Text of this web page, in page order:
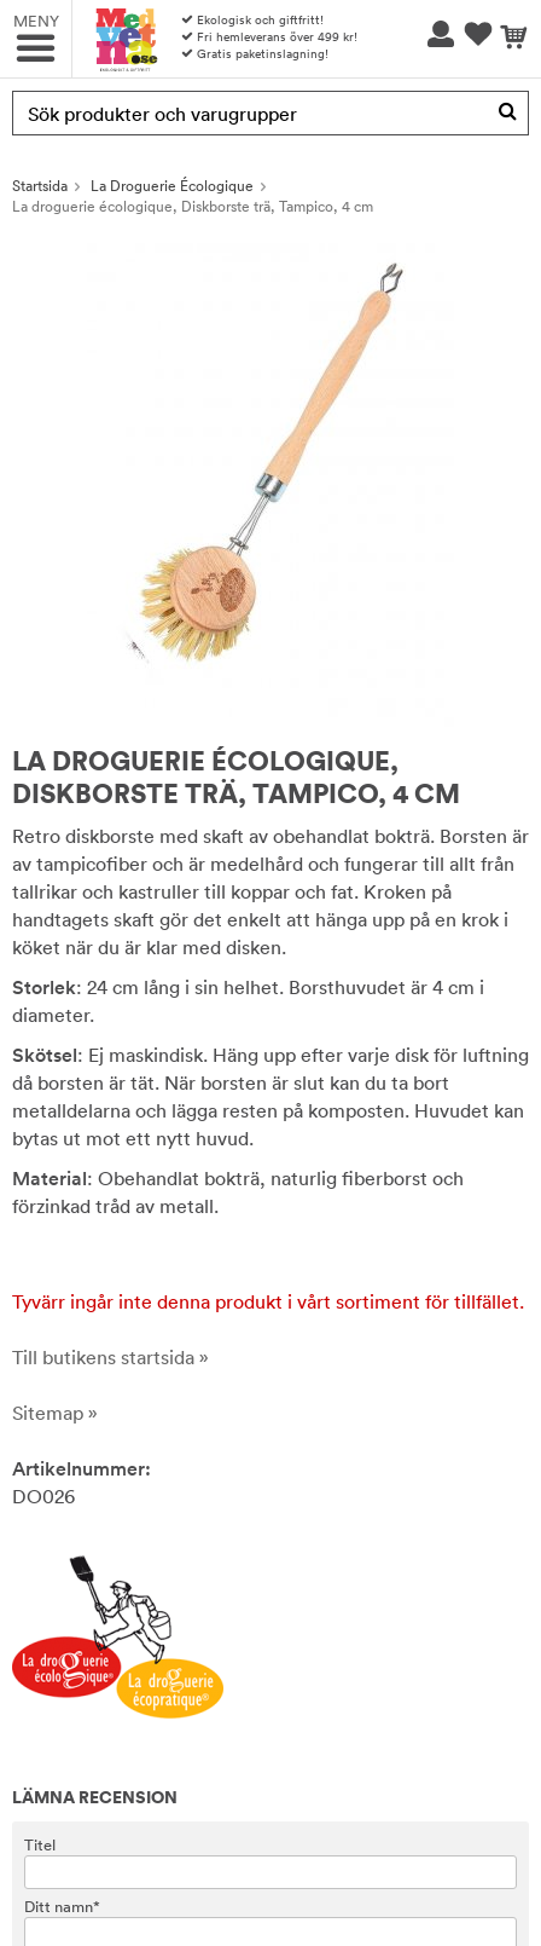
MENY
Ekologisk och giftfritt!
Fri hemleverans över 499 kr!
Gratis paketinslagning!
Produkten har blivit tillagd i varukorgen
Startsida
La Droguerie Écologique
La droguerie écologique, Diskborste trä, Tampico, 4 cm
LA DROGUERIE ÉCOLOGIQUE,
DISKBORSTE TRÄ, TAMPICO, 4 CM
Retro diskborste med skaft av obehandlat bokträ. Borsten är
av tampicofiber och är medelhård och fungerar till allt från
tallrikar och kastruller till koppar och fat. Kroken på
handtagets skaft gör det enkelt att hänga upp på en krok i
köket när du är klar med disken.
Storlek: 24 cm lång i sin helhet. Borsthuvudet är 4 cm i
diameter.
Skötsel: Ej maskindisk. Häng upp efter varje disk för luftning
då borsten är tät. När borsten är slut kan du ta bort
metalldelarna och lägga resten på komposten. Huvudet kan
bytas ut mot ett nytt huvud.
Material: Obehandlat bokträ, naturlig fiberborst och
förzinkad tråd av metall.
Tyvärr ingår inte denna produkt i vårt sortiment för tillfället.
Till butikens startsida »
Sitemap »
Artikelnummer:
DO026
LÄMNA RECENSION
Titel
Ditt namn*